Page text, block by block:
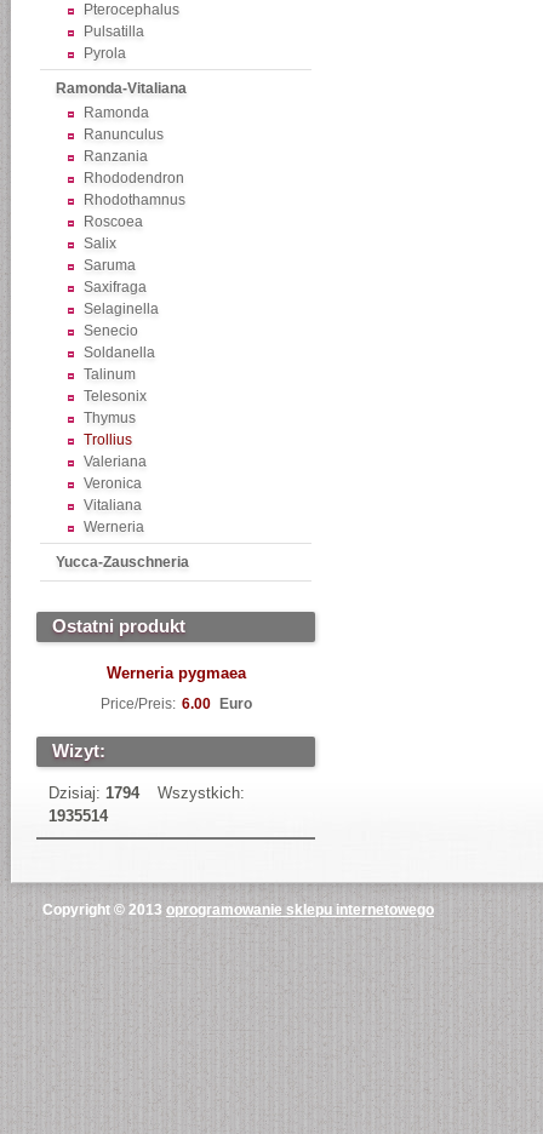
Pterocephalus
Pulsatilla
Pyrola
Ramonda-Vitaliana
Ramonda
Ranunculus
Ranzania
Rhododendron
Rhodothamnus
Roscoea
Salix
Saruma
Saxifraga
Selaginella
Senecio
Soldanella
Talinum
Telesonix
Thymus
Trollius
Valeriana
Veronica
Vitaliana
Werneria
Yucca-Zauschneria
Ostatni produkt
Werneria pygmaea
Price/Preis: 6.00 Euro
Wizyt:
Dzisiaj: 1794
Wszystkich:
1935514
Copyright © 2013 oprogramowanie sklepu internetowego